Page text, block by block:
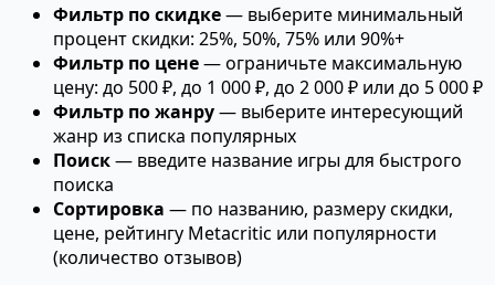
Фильтр по скидке— выберите минимальный
процент скидки: 25%, 50%, 75% или 90%+
Фильтр по цене— ограничьте максимальную
цену: до 500 ₽, до 1 000 ₽, до 2 000 ₽ или до 5 000 ₽
Фильтр по жанру— выберите интересующий
жанр из списка популярных
Поиск— введите название игры для быстрого
поиска
Сортировка — по названию, размеру скидки,
цене, рейтингу Metacritic или популярности
(количество отзывов)